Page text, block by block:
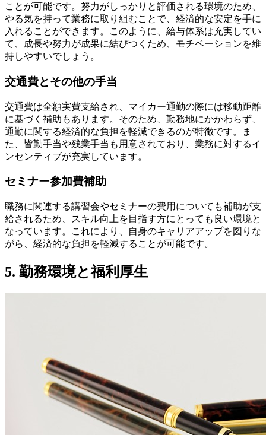
ことが可能です。努力がしっかりと評価される環境のため、
やる気を持って業務に取り組むことで、経済的な安定を手に
入れることができます。このように、給与体系は充実してい
て、成長や努力が成果に結びつくため、モチベーションを維
持しやすいでしょう。
交通費とその他の手当
交通費は全額実費支給され、マイカー通勤の際には移動距離
に基づく補助もあります。そのため、勤務地にかかわらず、
通勤に関する経済的な負担を軽減できるのが特徴です。ま
た、皆勤手当や残業手当も用意されており、業務に対するイ
ンセンティブが充実しています。
セミナー参加費補助
職務に関連する講習会やセミナーの費用についても補助が支
給されるため、スキル向上を目指す方にとっても良い環境と
なっています。これにより、自身のキャリアアップを図りな
がら、経済的な負担を軽減することが可能です。
5. 勤務環境と福利厚生